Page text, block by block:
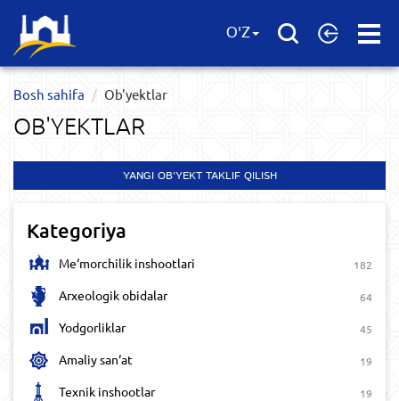
Open
O'Z
Bosh sahifa Ob'yektlar​
OB'YEKTLAR​
YANGI OB'YEKT TAKLIF QILISH
Kategoriya
Me‘morchilik inshootlari 182
Arxeologik obidalar 64
Yodgorliklar 45
Amaliy san‘at 19
Texnik inshootlar 19